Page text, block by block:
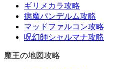
ギリメカラ攻略
病魔パンデルム攻略
マッドファルコン攻略
呪幻師シャルマナ攻略
魔王の地図攻略